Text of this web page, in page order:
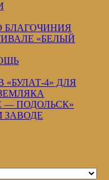
БЛАГОЧИНИЯ
«БЕЛЫЙ
4» ДЛЯ
— ПОДОЛЬСК»
ЗАВОДЕ